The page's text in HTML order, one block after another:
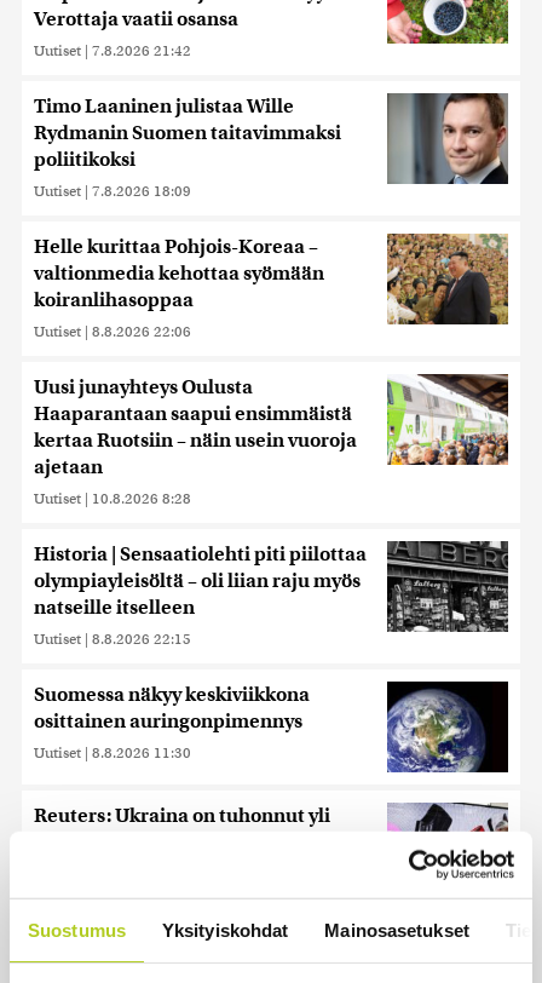
Suostumus Yksityiskohdat Mainosasetukset
Verottaja vaatii osansa
Uutiset | 7.8.2026 21:42
Timo Laaninen julistaa Wille
Rydmanin Suomen taitavimmaksi
poliitikoksi
Uutiset | 7.8.2026 18:09
Helle kurittaa Pohjois-Koreaa –
valtionmedia kehottaa syömään
koiranlihasoppaa
Uutiset | 8.8.2026 22:06
Uusi junayhteys Oulusta
Haaparantaan saapui ensimmäistä
kertaa Ruotsiin – näin usein vuoroja
ajetaan
Uutiset | 10.8.2026 8:28
Historia | Sensaatiolehti piti piilottaa
olympiayleisöltä – oli liian raju myös
natseille itselleen
Uutiset | 8.8.2026 22:15
Suomessa näkyy keskiviikkona
osittainen auringonpimennys
Uutiset | 8.8.2026 11:30
Reuters: Ukraina on tuhonnut yli
Uutiset | 7.8.2026 21:55